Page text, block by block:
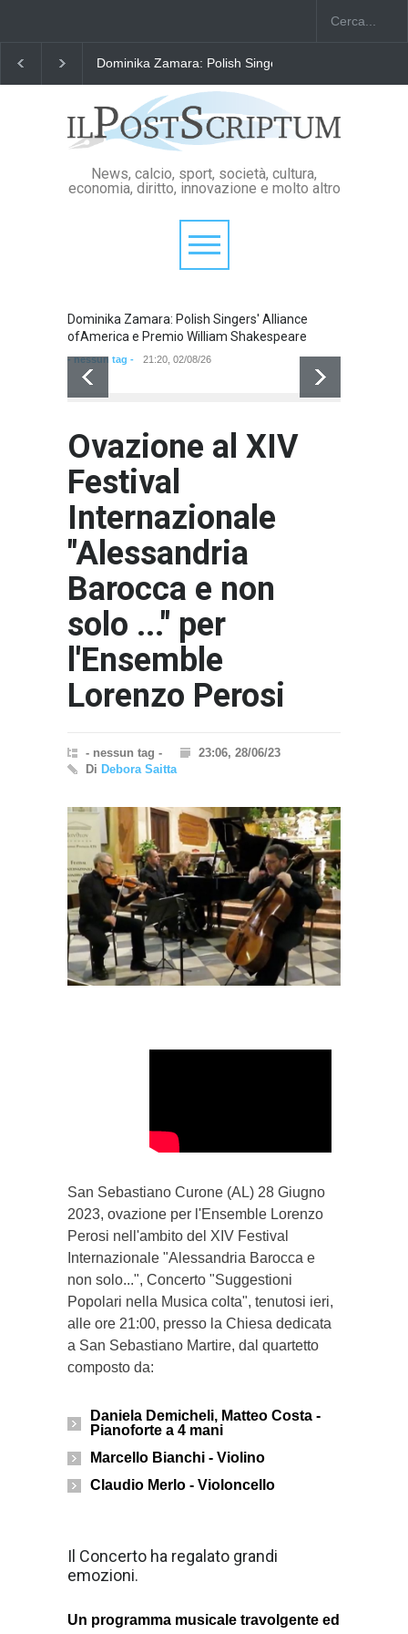
Dominika Zamara: Polish Singers' Alliance ofAmerica
News, calcio, sport, società, cultura,
economia, diritto, innovazione e molto altro
Dominika Zamara: Polish Singers' Alliance
ofAmerica e Premio William Shakespeare
- nessun tag - 21:20, 02/08/26
Ovazione al XIV
Festival
Internazionale
"Alessandria
Barocca e non
solo ..." per
l'Ensemble
Lorenzo Perosi
- nessun tag -
23:06, 28/06/23
Di Debora Saitta
San Sebastiano Curone (AL) 28 Giugno
2023, ovazione per l'Ensemble Lorenzo
Perosi nell'ambito del XIV Festival
Internazionale "Alessandria Barocca e
non solo...", Concerto "Suggestioni
Popolari nella Musica colta", tenutosi ieri,
alle ore 21:00, presso la Chiesa dedicata
a San Sebastiano Martire, dal quartetto
composto da:
Daniela Demicheli, Matteo Costa -
Pianoforte a 4 mani
Marcello Bianchi - Violino
Claudio Merlo - Violoncello
Il Concerto ha regalato grandi
emozioni.
Un programma musicale travolgente ed